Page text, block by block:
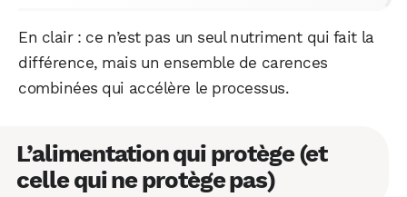
En clair : ce n’est pas un seul nutriment qui fait la
différence, mais un ensemble de carences
combinées qui accélère le processus.
L’alimentation qui protège (et
celle qui ne protège pas)